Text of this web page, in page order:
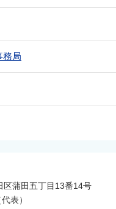
務局
区蒲田五丁目13番14号
表）